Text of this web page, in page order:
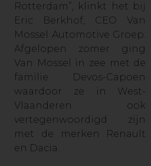
Rotterdam”, klinkt het bij
Eric Berkhof, CEO Van
Mossel Automotive Groep.
Afgelopen zomer ging
Van Mossel in zee met de
familie Devos-Capoen
waardoor ze in West-
Vlaanderen ook
vertegenwoordigd zijn
met de merken Renault
en Dacia.